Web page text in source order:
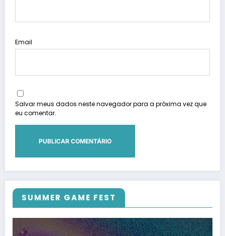
Email
Salvar meus dados neste navegador para a próxima vez que
eu comentar.
SUMMER GAME FEST